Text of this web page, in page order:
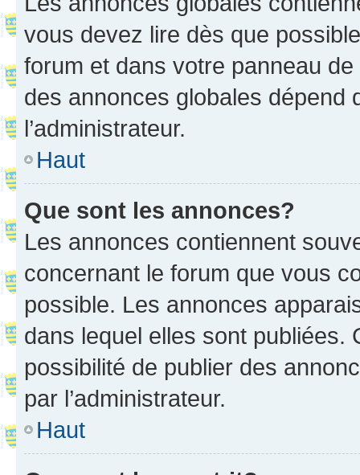
vous devez lire dès que
forum et dans votre panneau
des annonces globales dépend
l’administrateur.
Haut
Que sont les annonces?
Les annonces contiennent
concernant le forum que vous
possible. Les annonces
dans lequel elles sont publiées.
possibilité de publier des
par l’administrateur.
Haut